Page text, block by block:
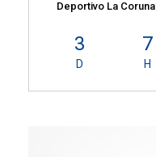
Deportivo La Coruna
3
D
7
H